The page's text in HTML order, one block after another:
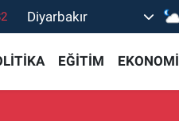
Diyarbakır
EĞİTİM EKONOMİ